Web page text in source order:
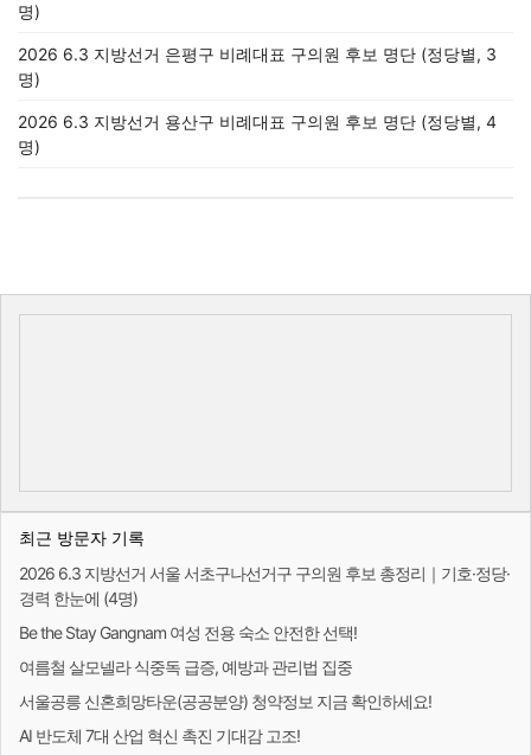
명)
2026 6.3 지방선거 은평구 비례대표 구의원 후보 명단 (정당별, 3
명)
2026 6.3 지방선거 용산구 비례대표 구의원 후보 명단 (정당별, 4
명)
최근 방문자 기록
2026 6.3 지방선거 서울 서초구나선거구 구의원 후보 총정리｜기호·정당·
경력 한눈에 (4명)
Be the Stay Gangnam 여성 전용 숙소 안전한 선택!
여름철 살모넬라 식중독 급증, 예방과 관리법 집중
서울공릉 신혼희망타운(공공분양) 청약정보 지금 확인하세요!
AI 반도체 7대 산업 혁신 촉진 기대감 고조!